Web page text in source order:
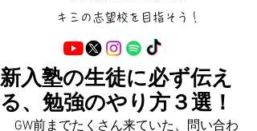
キミの志望校を目指そう！
新入塾の生徒に必ず伝え
る、勉強のやり方３選！
GW前までたくさん来ていた、問い合わ